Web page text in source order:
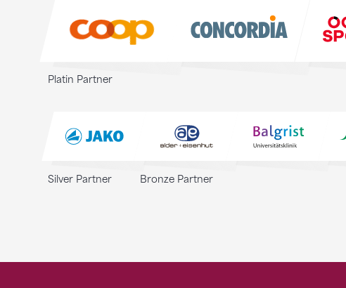
Platin Partner
Silver Partner Bronze Partner